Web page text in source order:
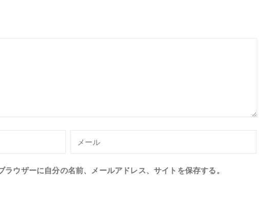
ウザーに自分の名前、メールアドレス、サイトを保存する。